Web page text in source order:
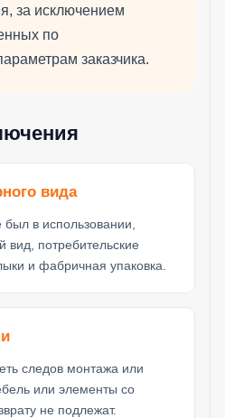
за исключением
по
заказчика.
вида
в использовании,
вид, потребительские
и фабричная упаковка.
следов монтажа или
или элементы со
не подлежат.